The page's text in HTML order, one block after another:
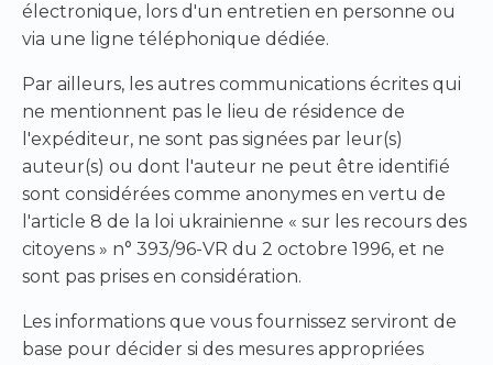
électronique, lors d'un entretien en personne ou
via une ligne téléphonique dédiée.
Par ailleurs, les autres communications écrites qui
ne mentionnent pas le lieu de résidence de
l'expéditeur, ne sont pas signées par leur(s)
auteur(s) ou dont l'auteur ne peut être identifié
sont considérées comme anonymes en vertu de
l'article 8 de la loi ukrainienne « sur les recours des
citoyens » n° 393/96-VR du 2 octobre 1996, et ne
sont pas prises en considération.
Les informations que vous fournissez serviront de
base pour décider si des mesures appropriées